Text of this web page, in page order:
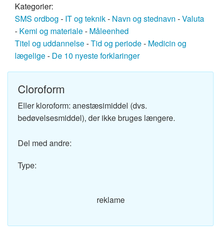
Kategorier:
SMS ordbog - IT og teknik- Navn og stednavn -Valuta
- Kemi og materiale- Måleenhed
Titel og uddannelse-Tid og periode- Medicin og
lægelige- De 10 nyeste forklaringer
Cloroform
Eller kloroform: anestæsimiddel (dvs.
bedøvelsesmiddel), der ikke bruges længere.
Del med andre:
Type:
reklame